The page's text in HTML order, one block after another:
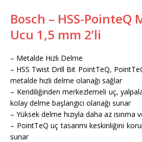
Bosch – HSS-
Ucu 1,5 mm 2’li
– Metalde Hızlı Delme
– HSS Twist Drill Bit PointTeQ,
metalde hızlı delme olanağı sağlar
– Kendiliğinden merkezlemeli uç,
kolay delme başlangıcı olanağı sunar
– Yüksek delme hızıyla daha az ısınma
– PointTeQ uç tasarımı keskinliğini
sunar